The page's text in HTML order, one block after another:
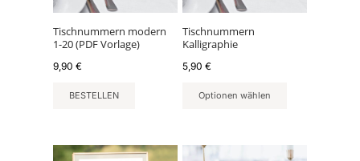
Tischnummern modern
1-20 (PDF Vorlage)
9,90 €
BESTELLEN
Tischnummern
Kalligraphie
5,90€
Optionen wählen